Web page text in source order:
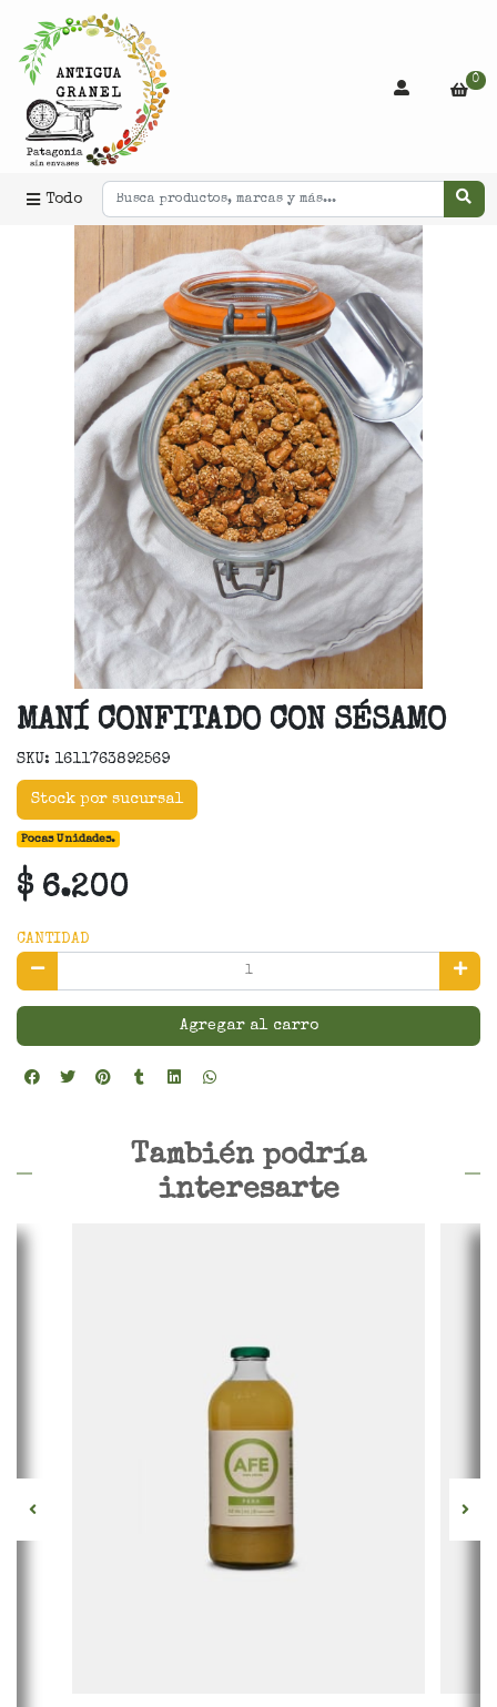
Todo
0
MANÍ CONFITADO CON SÉSAMO
SKU: 1611763892569
Stock por sucursal
Pocas Unidades.
$ 6.200
CANTIDAD
Agregar al carro
También podría
interesarte